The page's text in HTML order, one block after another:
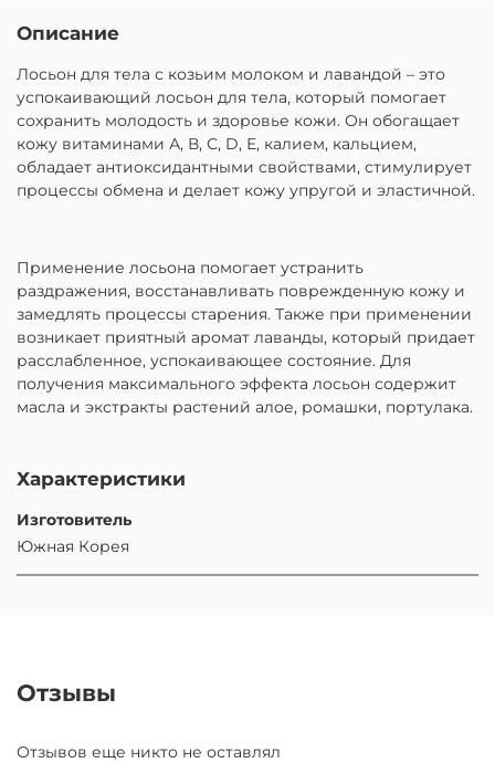
Описание
Лосьон для тела с козьим молоком и лавандой – это
успокаивающий лосьон для тела, который помогает
сохранить молодость и здоровье кожи. Он обогащает
кожу витаминами А, В, С, D, Е, калием, кальцием,
обладает антиоксидантными свойствами, стимулирует
процессы обмена и делает кожу упругой и эластичной.
Применение лосьона помогает устранить
раздражения, восстанавливать поврежденную кожу и
замедлять процессы старения. Также при применении
возникает приятный аромат лаванды, который придает
расслабленное, успокаивающее состояние. Для
получения максимального эффекта лосьон содержит
масла и экстракты растений алое, ромашки, портулака.
Характеристики
Изготовитель
Южная Корея
Отзывы
Отзывов еще никто не оставлял